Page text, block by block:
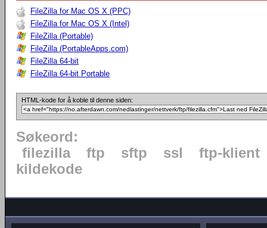
FileZilla for Mac OS X (PPC)
FileZilla for Mac OS X (Intel)
FileZilla (Portable)
FileZilla (PortableApps.com)
FileZilla 64-bit
FileZilla 64-bit Portable
HTML-kode for å koble til denne siden:
Søkeord:
filezilla
ftp sftp ssl
ftp-klient
kildekode